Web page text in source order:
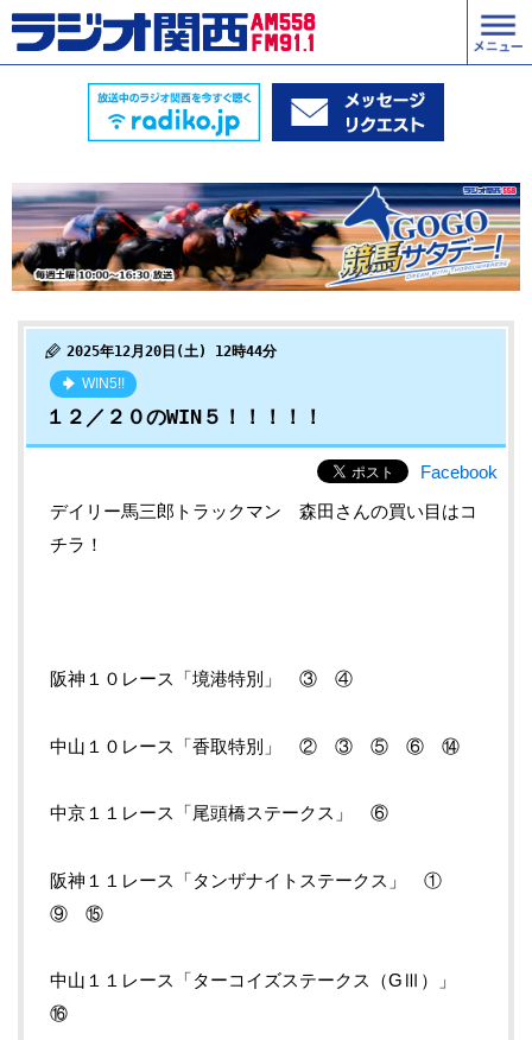
2025年12月20日(土) 12時44分
WIN5!!
１２／２０のWIN５！！！！！
Facebook
デイリー馬三郎トラックマン 森田 さんの買い目はコ
チラ！
阪神１０レース「境港特別」 ③ ④
中山１０レース「香取特別」 ② ③ ⑤ ⑥ ⑭
中京１１レース「尾頭橋ステークス」 ⑥
阪神１１レース「タンザナイトステークス」 ①
⑨ ⑮
中山１１レース「ターコイズステークス（GⅢ）」
⑯